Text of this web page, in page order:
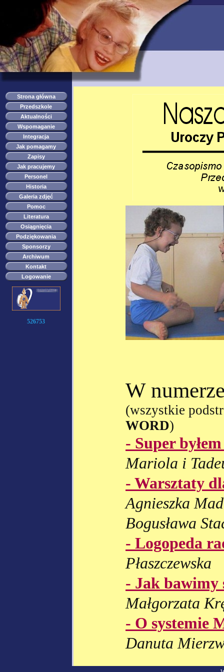
Strona główna
Przedszkole
Aktualności
Wspomaganie
Integracja
Jak pomagamy
Zapisy
Jak pracujemy
Personel
Historia
Galeria zdjęć
Pomoc
Literatura
Osiągnięcia
Podziękowania
Sponsorzy
Archiwum
Kontakt
Logowanie
526753
W
(wszystkie
WORD)
- Super
Mariola i
- Warsztaty
Agnieszka
Bogusława
- Logopeda
Płaszczewska
- Jak bawimy
Małgorzata
- O systemie
Danuta